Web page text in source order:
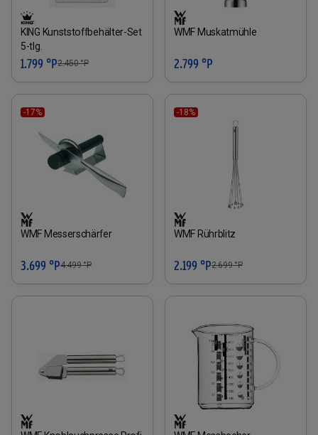
KING Kunststoffbehälter-Set
5-tlg.
1.799 °P2.450°P
WMF Muskatmühle
2.799 °P
-17%
WMF Messerschärfer
3.699 °P4.499°P
-18%
WMF Rührblitz
2.199 °P2.699°P